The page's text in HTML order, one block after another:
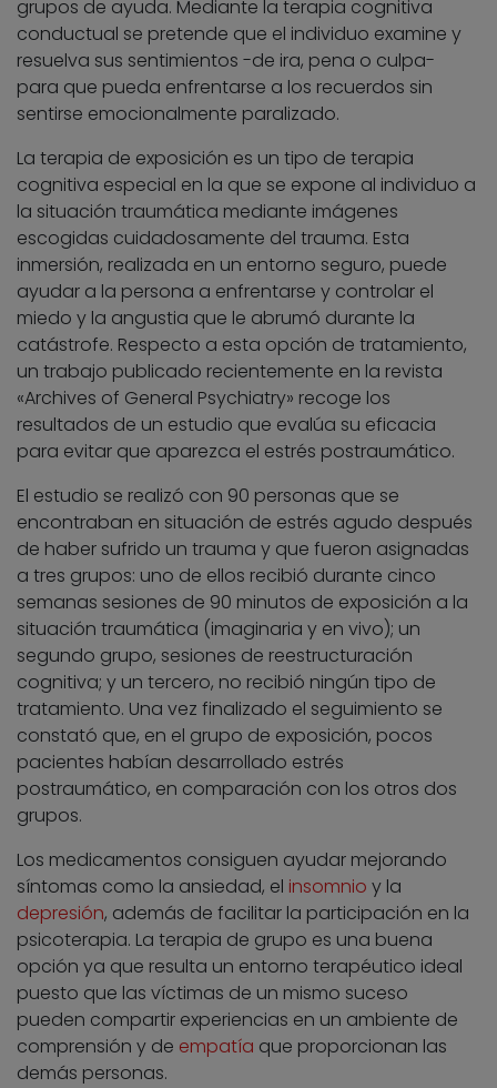
grupos de ayuda. Mediante la terapia cognitiva
conductual se pretende que el individuo examine y
resuelva sus sentimientos -de ira, pena o culpa-
para que pueda enfrentarse a los recuerdos sin
sentirse emocionalmente paralizado.
La terapia de exposición es un tipo de terapia
cognitiva especial en la que se expone al individuo a
la situación traumática mediante imágenes
escogidas cuidadosamente del trauma. Esta
inmersión, realizada en un entorno seguro, puede
ayudar a la persona a enfrentarse y controlar el
miedo y la angustia que le abrumó durante la
catástrofe. Respecto a esta opción de tratamiento,
un trabajo publicado recientemente en la revista
«Archives of General Psychiatry» recoge los
resultados de un estudio que evalúa su eficacia
para evitar que aparezca el estrés postraumático.
El estudio se realizó con 90 personas que se
encontraban en situación de estrés agudo después
de haber sufrido un trauma y que fueron asignadas
a tres grupos: uno de ellos recibió durante cinco
semanas sesiones de 90 minutos de exposición a la
situación traumática (imaginaria y en vivo); un
segundo grupo, sesiones de reestructuración
cognitiva; y un tercero, no recibió ningún tipo de
tratamiento. Una vez finalizado el seguimiento se
constató que, en el grupo de exposición, pocos
pacientes habían desarrollado estrés
postraumático, en comparación con los otros dos
grupos.
Los medicamentos consiguen ayudar mejorando
síntomas como la ansiedad, el insomnio y la
depresión, además de facilitar la participación en la
psicoterapia. La terapia de grupo es una buena
opción ya que resulta un entorno terapéutico ideal
puesto que las víctimas de un mismo suceso
pueden compartir experiencias en un ambiente de
comprensión y de empatía que proporcionan las
demás personas.